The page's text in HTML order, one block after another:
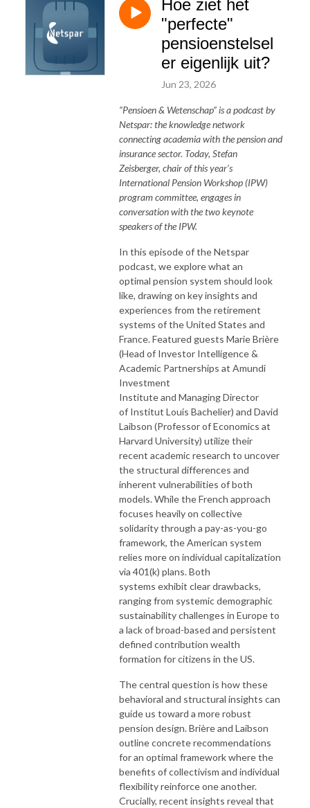
Hoe ziet het
"perfecte"
pensioenstelsel
er eigenlijk uit?
Jun 23, 2026
“Pensioen & Wetenschap” is a podcast by
Netspar: the knowledge network
connecting academia with the pension and
insurance sector. Today, Stefan
Zeisberger, chair of this year’s
International Pension Workshop (IPW)
program committee, engages in
conversation with the two keynote
speakers of the IPW.
In this episode of the Netspar
podcast, we explore what an
optimal pension system should look
like, drawing on key insights and
experiences from the retirement
systems of the United States and
France. Featured guests Marie Brière
(Head of Investor Intelligence &
Academic Partnerships at Amundi
Investment
Institute and Managing Director
of Institut Louis Bachelier) and David
Laibson (Professor of Economics at
Harvard University) utilize their
recent academic research to uncover
the structural differences and
inherent vulnerabilities of both
models. While the French approach
focuses heavily on collective
solidarity through a pay-as-you-go
framework, the American system
relies more on individual capitalization
via 401(k) plans. Both
systems exhibit clear drawbacks,
ranging from systemic demographic
sustainability challenges in Europe to
a lack of broad-based and persistent
defined contribution wealth
formation for citizens in the US.
The central question is how these
behavioral and structural insights can
guide us toward a more robust
pension design. Brière and Laibson
outline concrete recommendations
for an optimal framework where the
benefits of collectivism and individual
flexibility reinforce one another.
Crucially, recent insights reveal that